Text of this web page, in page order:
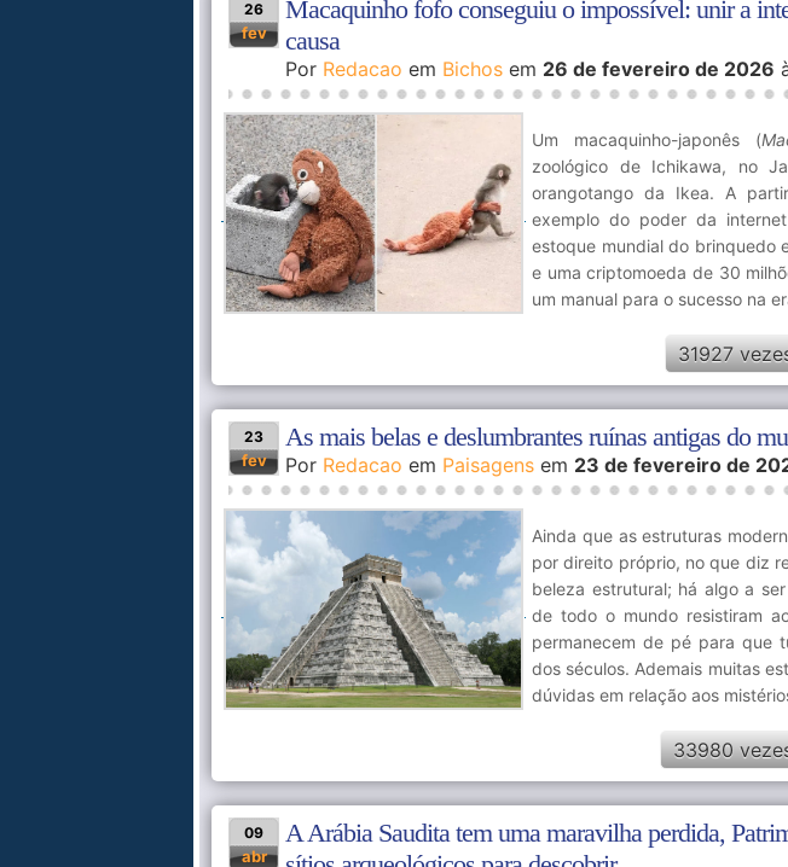
26
fev
Macaquinho fofo conseguiu o impossível: unir a
causa
Por Redacao em Bichos em 26 de fevereiro de 2026
Um macaquinho-japonês (
zoológico de Ichikawa, no
orangotango da Ikea. A
exemplo do poder da
estoque mundial do brinquedo
e uma criptomoeda de 30
um manual para o sucesso na
31927
23
fev
As mais belas e deslumbrantes ruínas antigas do
Por Redacao em Paisagens em 23 de fevereiro de
Ainda que as estruturas
por direito próprio, no que diz
beleza estrutural; há algo a
de todo o mundo resistiram
permanecem de pé para que
dos séculos. Ademais muitas
dúvidas em relação aos
33980
09
abr
A Arábia Saudita tem uma maravilha perdida,